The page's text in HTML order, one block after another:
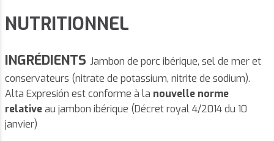
NUTRITIONNEL
INGRÉDIENTS Jambon de porc ibérique, sel de mer et
conservateurs (nitrate de potassium, nitrite de sodium).
Alta Expresión est conforme à la nouvelle norme
relativeau jambon ibérique (Décret royal 4/2014 du 10
janvier)